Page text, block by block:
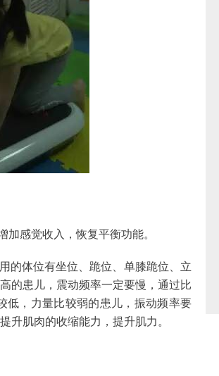
感觉收入，恢复平衡功能。
的体位有坐位、跪位、单膝跪位、立
的患儿，震动频率一定要慢，通过比
低，力量比较弱的患儿，振动频率要
升肌肉的收缩能力，提升肌力。